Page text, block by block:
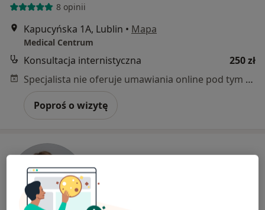
8 opinii
Kapucyńska 1A, Lublin • Mapa
Medical Centrum
Konsultacja internistyczna
250 zł
Specjalista nie oferuje umawiania online pod tym adresem.
Poproś o wizytę